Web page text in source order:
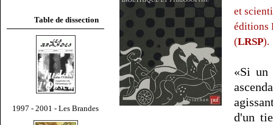
Table de dissection
1997 - 2001 - Les Brandes
et
éditions
(LRSP).
«Si un
d'un